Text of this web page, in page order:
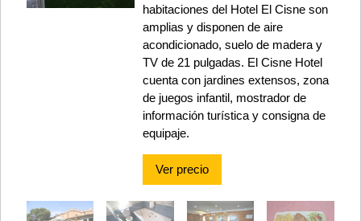
habitaciones del Hotel El Cisne son
amplias y disponen de aire
acondicionado, suelo de madera y
TV de 21 pulgadas. El Cisne Hotel
cuenta con jardines extensos, zona
de juegos infantil, mostrador de
información turística y consigna de
equipaje.
Ver precio